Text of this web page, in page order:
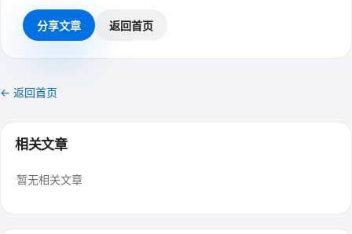
分享文章 返回首页
← 返回首页
相关文章
暂无相关文章